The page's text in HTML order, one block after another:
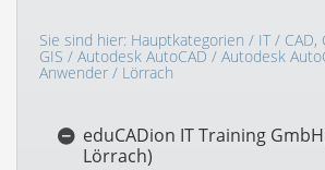
Sie sind hier: Hauptkategorien / IT/ CAD,
GIS / Autodesk AutoCAD/ Autodesk
Anwender / Lörrach
eduCADion IT Training
Lörrach)